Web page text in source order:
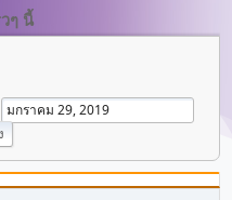
ๆ นี้